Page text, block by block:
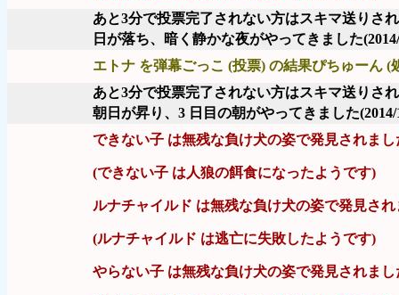
あと3分で投票完了されない方はスキマ送りさ
日が落ち、暗く静かな夜がやってきました
エトナ を弾幕ごっこ (投票) の結果ぴちゅーん (
あと3分で投票完了されない方はスキマ送りさ
朝日が昇り、3 日目の朝がやってきました
できない子 は無残な負け犬の姿で発見されまし
(できない子 は人狼の餌食になったようです)
ルナチャイルド は無残な負け犬の姿で発見され
(ルナチャイルド は逃亡に失敗したようです)
やらない子 は無残な負け犬の姿で発見されまし